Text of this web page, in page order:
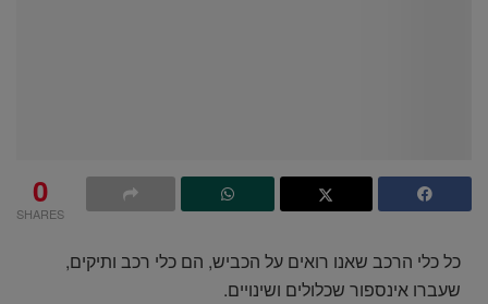
0
SHARES
כל כלי הרכב שאנו רואים על הכביש, הם כלי רכב ותיקים,
שעברו אינספור שכלולים ושינויים.